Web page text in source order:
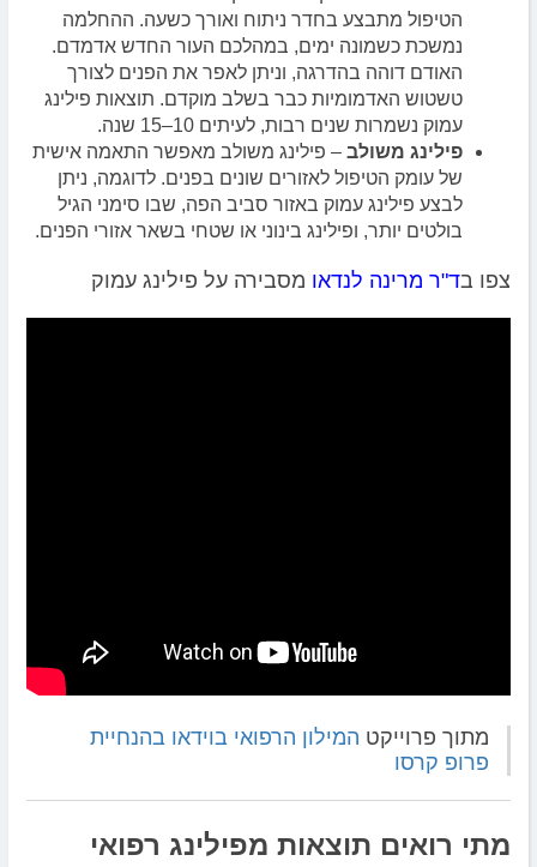
הטיפול מתבצע בחדר ניתוח ואורך כשעה. ההחלמה
נמשכת כשמונה ימים, במהלכם העור החדש אדמדם.
האודם דוהה בהדרגה, וניתן לאפר את הפנים לצורך
טשטוש האדמומיות כבר בשלב מוקדם. תוצאות פילינג
עמוק נשמרות שנים רבות, לעיתים 10–15 שנה.
פילינג משולב – פילינג משולב מאפשר התאמה אישית
של עומק הטיפול לאזורים שונים בפנים. לדוגמה, ניתן
לבצע פילינג עמוק באזור סביב הפה, שבו סימני הגיל
בולטים יותר, ופילינג בינוני או שטחי בשאר אזורי הפנים.
צפו בד"ר מרינה לנדאו מסבירה על פילינג עמוק
מתוך פרוייקט המילון הרפואי בוידאו בהנחיית
פרופ קרסו
מתי רואים תוצאות מפילינג רפואי